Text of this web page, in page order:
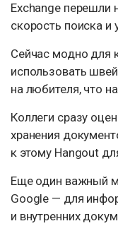
Exchange перешли
скорость поиска
Сейчас модно для
использовать
на любителя, что
Коллеги сразу
хранения
к этому Hangout
Еще один важный
Google — для
и внутренних